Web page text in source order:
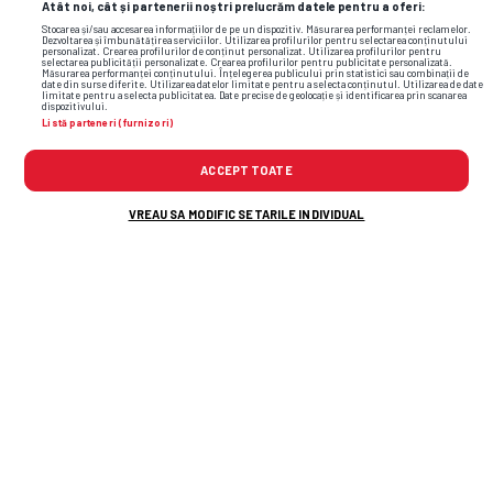
Atât noi, cât și partenerii noștri prelucrăm datele pentru a oferi:
Stocarea și/sau accesarea informațiilor de pe un dispozitiv. Măsurarea performanței reclamelor.
Dezvoltarea și îmbunătățirea serviciilor. Utilizarea profilurilor pentru selectarea conținutului
personalizat. Crearea profilurilor de conținut personalizat. Utilizarea profilurilor pentru
selectarea publicității personalizate. Crearea profilurilor pentru publicitate personalizată.
Măsurarea performanței conținutului. Înțelegerea publicului prin statistici sau combinații de
date din surse diferite. Utilizarea datelor limitate pentru a selecta conținutul. Utilizarea de date
limitate pentru a selecta publicitatea. Date precise de geolocație și identificarea prin scanarea
dispozitivului.
Listă parteneri (furnizori)
ACCEPT TOATE
VREAU SA MODIFIC SETARILE INDIVIDUAL